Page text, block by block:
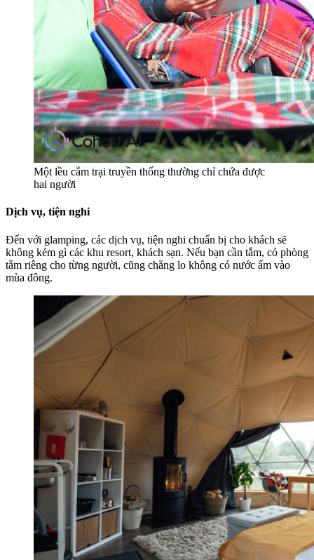
Một lều cắm trại truyền thống thường chỉ chứa được
hai người
Dịch vụ, tiện nghi
Đến với glamping, các dịch vụ, tiện nghi chuẩn bị cho khách sẽ
không kém gì các khu resort, khách sạn. Nếu bạn cần tắm, có phòng
tắm riêng cho từng người, cũng chẳng lo không có nước ấm vào
mùa đông.